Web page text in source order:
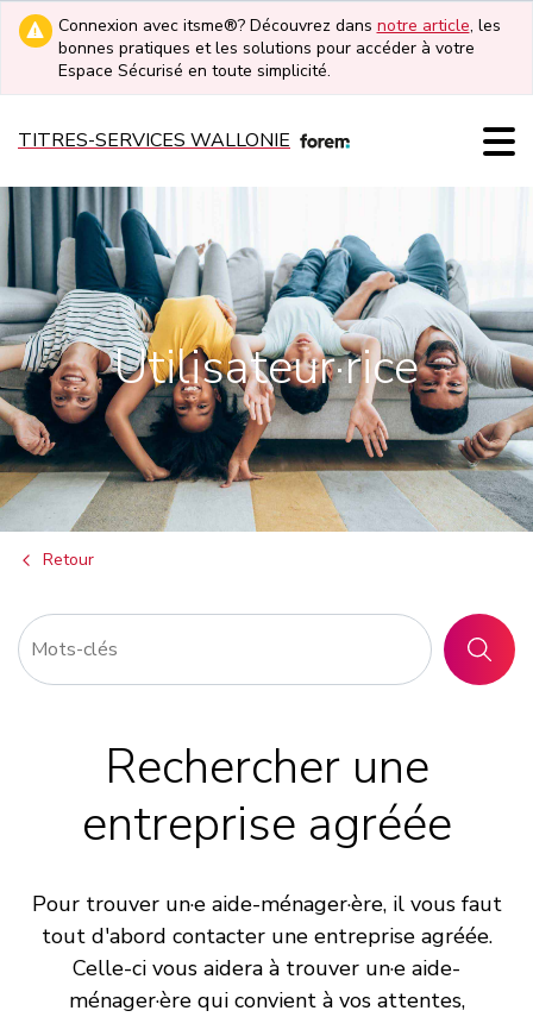
Connexion avec itsme®? Découvrez dans notre article, les
bonnes pratiques et les solutions pour accéder à votre
Espace Sécurisé en toute simplicité.
TITRES-SERVICES WALLONIE
Utilisateur·rice
Retour
Rechercher une
entreprise agréée
Pour trouver un·e aide-ménager·ère, il vous faut
tout d'abord contacter une entreprise agréée.
Celle-ci vous aidera à trouver un·e aide-
ménager·ère qui convient à vos attentes,